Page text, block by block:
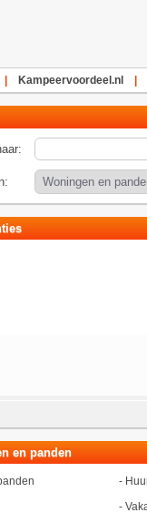
Kampeervoordeel.nl
en panden
-
-